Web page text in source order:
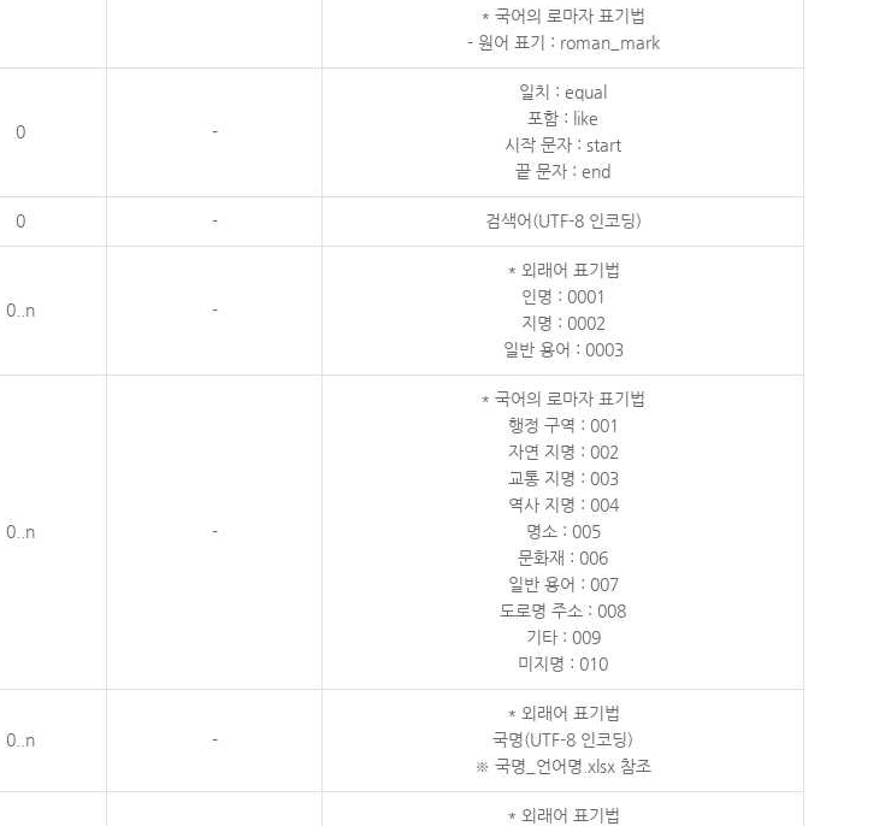
* 국어의 로마자 표기법
- 원어 표기 : roman_mark
0 -
일치 : equal
포함 : like
시작 문자 : start
끝 문자 : end
0 - 검색어(UTF-8 인코딩)
0..n -
* 외래어 표기법
인명 : 0001
지명 : 0002
일반 용어 : 0003
0..n -
* 국어의 로마자 표기법
행정 구역 : 001
자연 지명 : 002
교통 지명 : 003
역사 지명 : 004
명소 : 005
문화재 : 006
일반 용어 : 007
도로명 주소 : 008
기타 : 009
미지명 : 010
0..n -
* 외래어 표기법
국명(UTF-8 인코딩)
※ 국명_언어명.xlsx 참조
* 외래어 표기법